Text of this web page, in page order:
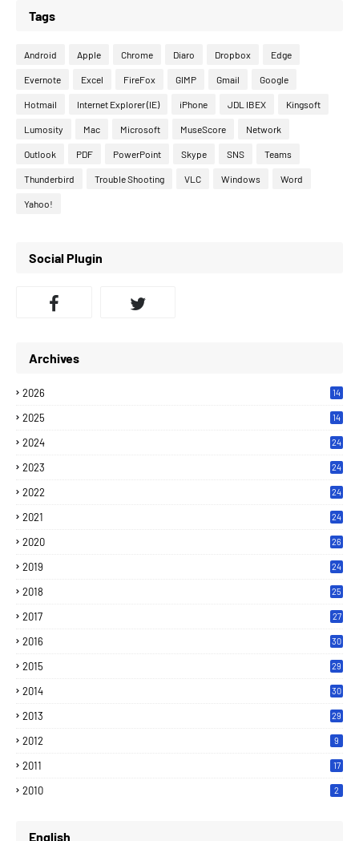
Tags
Android Apple Chrome Diaro Dropbox Edge
Evernote Excel FireFox GIMP Gmail Google
Hotmail Internet Explorer (IE) iPhone JDL IBEX Kingsoft
Lumosity Mac Microsoft MuseScore Network
Outlook PDF PowerPoint Skype SNS Teams
Thunderbird Trouble Shooting VLC Windows Word
Yahoo!
Social Plugin
Archives
2026 14
2025 14
2024 24
2023 24
2022 24
2021 24
2020 26
2019 24
2018 25
2017 27
2016 30
2015 29
2014 30
2013 29
2012 9
2011 17
2010 2
English